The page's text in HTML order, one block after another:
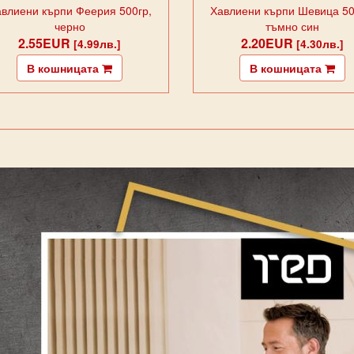
кърпи Феерия 500гр,
черно
2.55EUR[4.99лв.]
В кошницата
Хавлиени кърпи Шевица
тъмно син
2.20EUR[4.30лв.]
В кошницата